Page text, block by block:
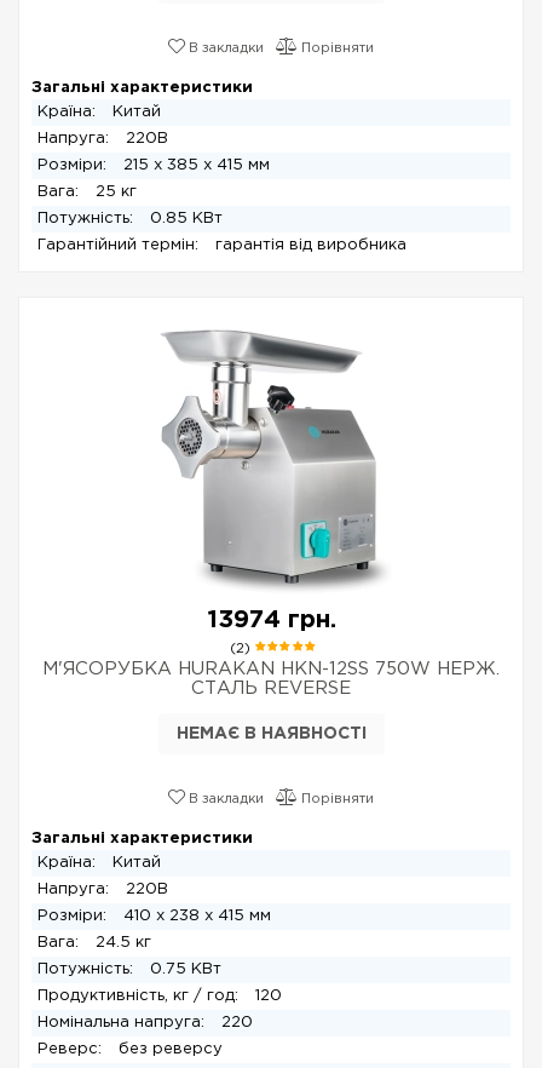
В закладки Порівняти
Загальні характеристики
Країна:
Китай
Напруга:
220В
Розміри:
215 x 385 x 415 мм
Вага:
25 кг
Потужність:
0.85 КВт
Гарантійний термін:
гарантія від виробника
13974 грн.
(2)
М'ЯСОРУБКА HURAKAN HKN-12SS 750W НЕРЖ.
СТАЛЬ REVERSE
НЕМАЄ В НАЯВНОСТІ
В закладки Порівняти
Загальні характеристики
Країна:
Китай
Напруга:
220В
Розміри:
410 x 238 x 415 мм
Вага:
24.5 кг
Потужність:
0.75 КВт
Продуктивність, кг / год:
120
Номінальна напруга:
220
Реверс:
без реверсу